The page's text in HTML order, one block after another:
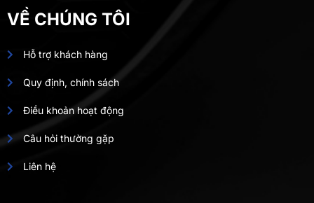
VỀ CHÚNG TÔI
Hỗ trợ khách hàng
Quy định, chính sách
Điều khoản hoạt động
Câu hỏi thường gặp
Liên hệ